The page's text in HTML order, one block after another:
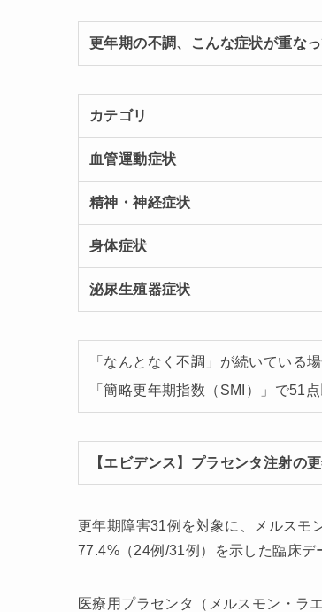
更年期の不調、こんな症状が重な
カテゴリ
血管運動症状
精神・神経症状
身体症状
泌尿生殖器症状
「なんとなく不調」が続いている
「簡略更年期指数（SMI）」で51
【エビデンス】プラセンタ注射の
更年期障害31例を対象に、メルスモ
77.4%（24例/31例）を示した臨床デ
医療用プラセンタ（メルスモン・ラ